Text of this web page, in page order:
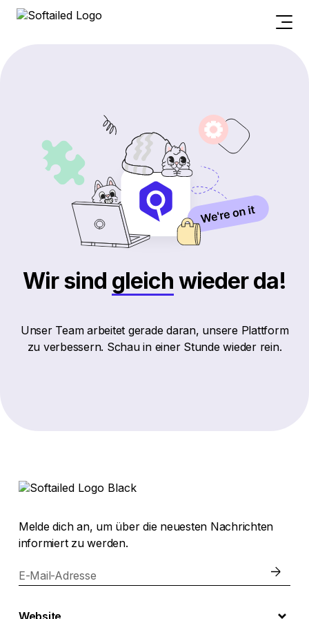
Wir sind gleich wieder da!
Unser Team arbeitet gerade daran, unsere Plattform
zu verbessern. Schau in einer Stunde wieder rein.
Melde dich an, um über die neuesten Nachrichten
informiert zu werden.
E-Mail-Adresse
Website